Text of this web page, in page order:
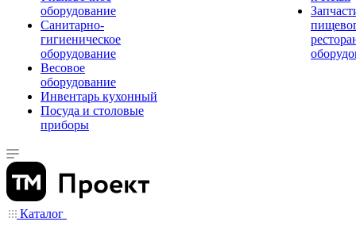
оборудование
Санитарно-
гигиеническое
оборудование
Весовое
оборудование
Инвентарь кухонный
Посуда и столовые
приборы
Каталог